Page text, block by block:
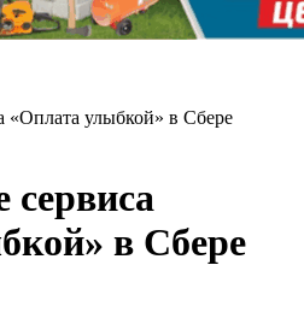
«Оплата улыбкой» в Сбере
в Сбере